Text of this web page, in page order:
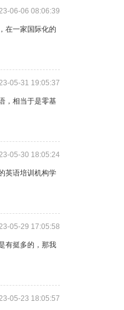
06-06 08:06:39
在一家国际化的
05-31 19:05:37
，相当于是零基
05-30 18:05:24
英语培训机构学
05-29 17:05:58
有挺多的，那我
05-23 18:05:57